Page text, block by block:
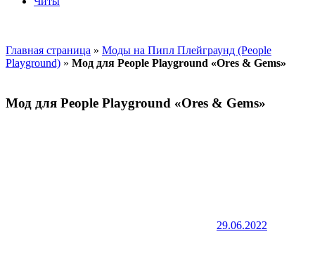
Главная страница » Моды на Пипл Плейграунд (People
Playground) » Мод для People Playground «Ores & Gems»
Мод для People Playground «Ores & Gems»
29.06.2022